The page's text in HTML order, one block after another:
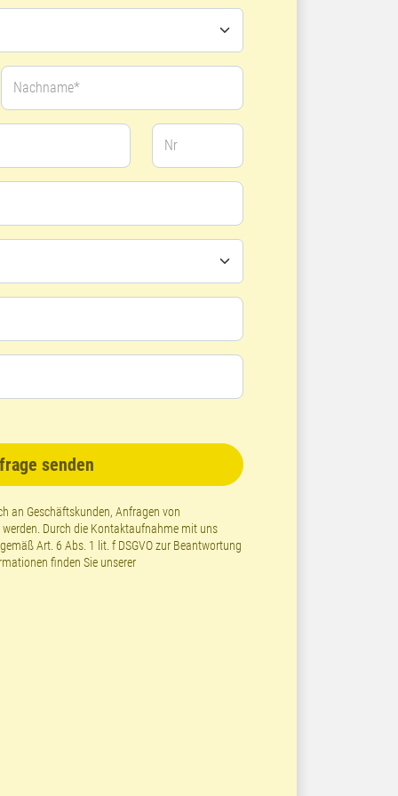
Nachname*
Nr
senden
an Geschäftskunden, Anfragen von
Durch die Kontaktaufnahme mit uns
Art. 6 Abs. 1 lit. f DSGVO zur Beantwortung
finden Sie unserer